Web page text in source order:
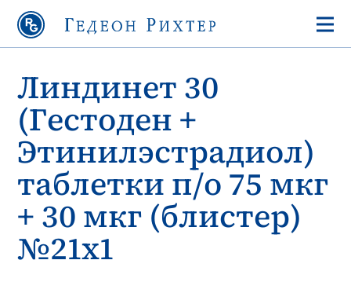
Линдинет 30
(Гестоден +
Этинилэстрадиол)
таблетки п/о 75 мкг
+ 30 мкг (блистер)
№21х1